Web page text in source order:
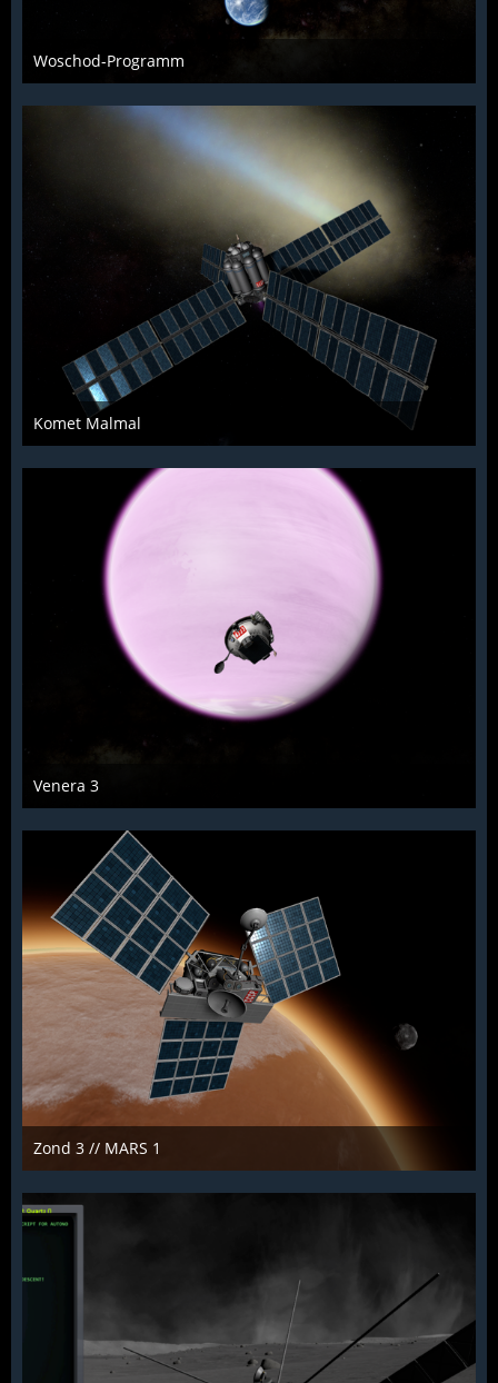
Woschod-Programm
KCST
15. Januar 2022
907
0 1
Komet Malmal
KCST
15. Januar 2022
970
0 0
Venera 3
KCST
15. Januar 2022
1.057
3 0
Zond 3 // MARS 1
KCST
15. Januar 2022
860
0 0